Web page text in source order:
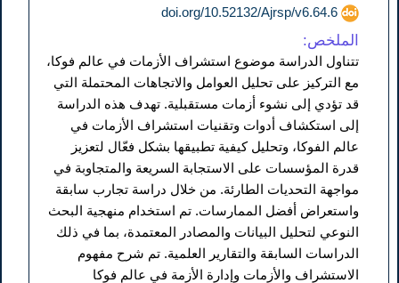
doi.org/10.52132/Ajrsp/v6.64.6
الملخص:
تتناول الدراسة موضوع استشراف الأزمات في عالم فوكا،
مع التركيز على تحليل العوامل والاتجاهات المحتملة التي
قد تؤدي إلى نشوء أزمات مستقبلية. تهدف هذه الدراسة
إلى استكشاف أدوات وتقنيات استشراف الأزمات في
عالم الفوكا، وتحليل كيفية تطبيقها بشكل فعّال لتعزيز
قدرة المؤسسات على الاستجابة السريعة والمتجاوبة في
مواجهة التحديات الطارئة. من خلال دراسة تجارب سابقة
واستعراض أفضل الممارسات. تم استخدام منهجية البحث
النوعي لتحليل البيانات والمصادر المعتمدة، بما في ذلك
الدراسات السابقة والتقارير العلمية. تم شرح مفهوم
الاستشراف والأزمات وإدارة الأزمة في عالم فوكا